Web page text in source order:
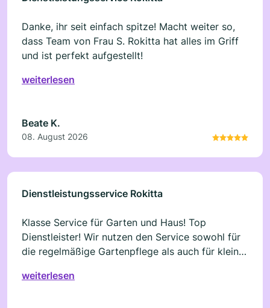
Danke, ihr seit einfach spitze! Macht weiter so,
dass Team von Frau S. Rokitta hat alles im Griff
und ist perfekt aufgestellt!
weiterlesen
Beate K.
08. August 2026
Dienstleistungsservice Rokitta
Klasse Service für Garten und Haus! Top
Dienstleister! Wir nutzen den Service sowohl für
die regelmäßige Gartenpflege als auch für kleine
Kontakt, faire Preise und eine zügige, gründliche
weiterlesen